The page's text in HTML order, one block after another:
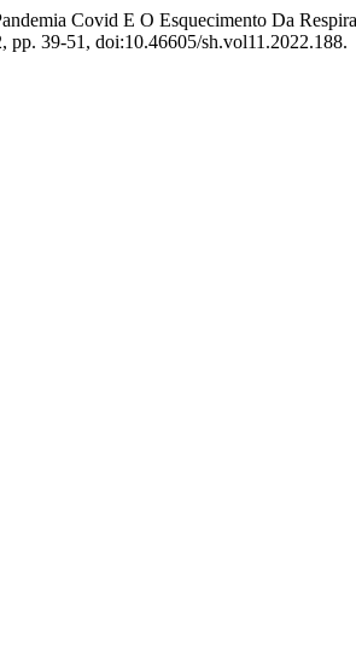
Covid E O Esquecimento Da
pp. 39-51, doi:10.46605/sh.vol11.2022.188.